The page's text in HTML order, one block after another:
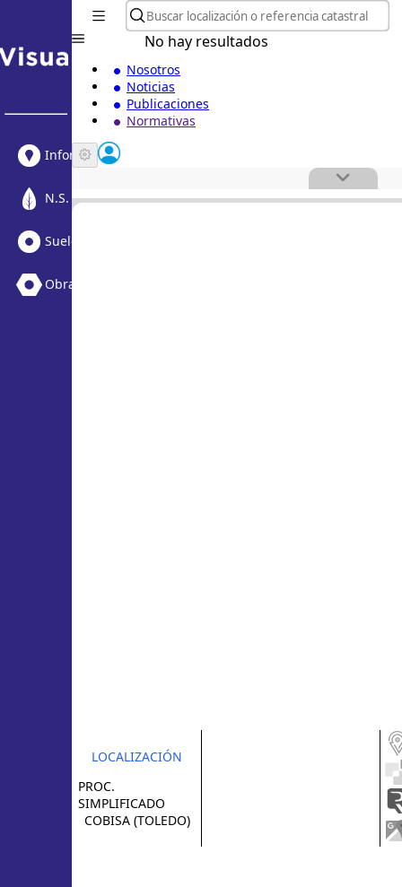
Informe Urbanístico
N.S. Medioambiental
Suelo Vacante + Obras
Obras
No hay resultados
Nosotros
Noticias
Publicaciones
Normativas
LOCALIZACIÓN
PROC.
SIMPLIFICADO
COBISA (TOLEDO)